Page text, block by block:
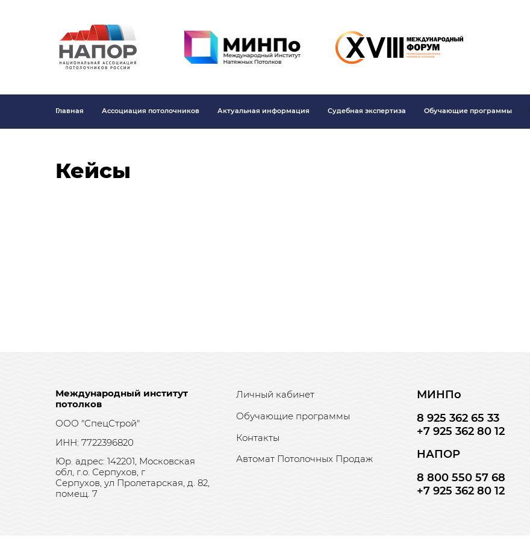
Главная Ассоциация потолочников Актуальная информация Судебная экспертиза Обучающие программы
Кейсы
Международный институт
потолков
ООО "СпецСтрой"
ИНН: 7722396820
Юр. адрес: 142201, Московская
обл, г.о. Серпухов, г
Серпухов, ул Пролетарская, д. 82,
помещ. 7
Личный кабинет
Обучающие программы
Контакты
Автомат Потолочных Продаж
МИНПо
8 925 362 65 33
+7 925 362 80 12
НАПОР
8 800 550 57 68
+7 925 362 80 12